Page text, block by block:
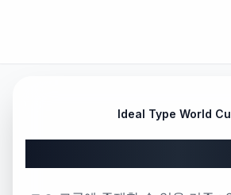
Ideal Type World